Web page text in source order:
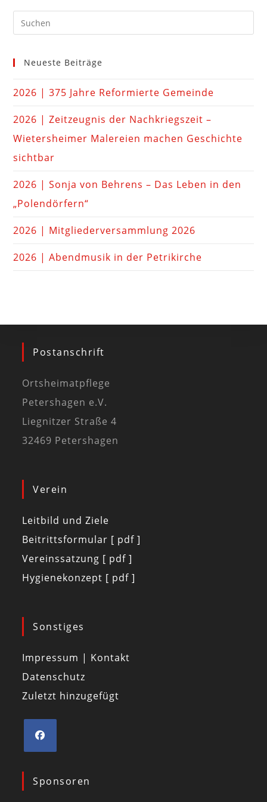
Neueste Beiträge
2026 | 375 Jahre Reformierte Gemeinde
2026 | Zeitzeugnis der Nachkriegszeit –
Wietersheimer Malereien machen Geschichte
sichtbar
2026 | Sonja von Behrens – Das Leben in den
„Polendörfern“
2026 | Mitgliederversammlung 2026
2026 | Abendmusik in der Petrikirche
Postanschrift
Ortsheimatpflege
Petershagen e.V.
Liegnitzer Straße 4
32469 Petershagen
Verein
Leitbild und Ziele
Beitrittsformular [ pdf ]
Vereinssatzung [ pdf ]
Hygienekonzept [ pdf ]
Sonstiges
Impressum | Kontakt
Datenschutz
Zuletzt hinzugefügt
Sponsoren